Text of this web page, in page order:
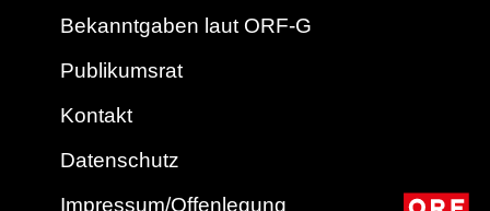
Bekanntgaben laut ORF-G
Publikumsrat
Kontakt
Datenschutz
Impressum/Offenlegung